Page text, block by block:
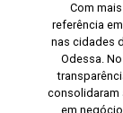
Com
referência
nas cidades
Odessa.
consolidaram
em